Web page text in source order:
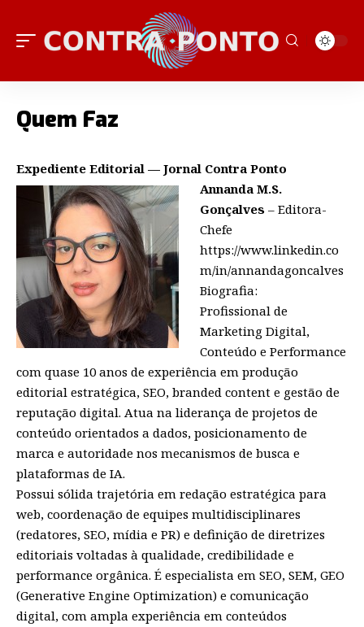
Quem Faz
Expediente Editorial — Jornal Contra Ponto
Annanda M.S.
Gonçalves– Editora-
Chefe
https://www.linkedin.co
m/in/annandagoncalves
Biografia:
Profissional de
Marketing Digital,
Conteúdo e Performance
com quase 10 anos de experiência em produção
editorial estratégica, SEO, branded content e gestão de
reputação digital. Atua na liderança de projetos de
conteúdo orientados a dados, posicionamento de
marca e autoridade nos mecanismos de busca e
plataformas de IA.
Possui sólida trajetória em redação estratégica para
web, coordenação de equipes multidisciplinares
(redatores, SEO, mídia e PR) e definição de diretrizes
editoriais voltadas à qualidade, credibilidade e
performance orgânica. É especialista em SEO, SEM, GEO
(Generative Engine Optimization) e comunicação
digital, com ampla experiência em conteúdos